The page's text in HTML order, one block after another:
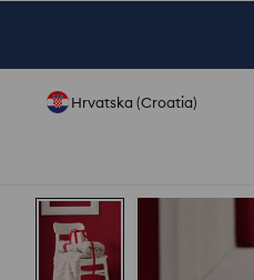
Hrvatska (Croatia)